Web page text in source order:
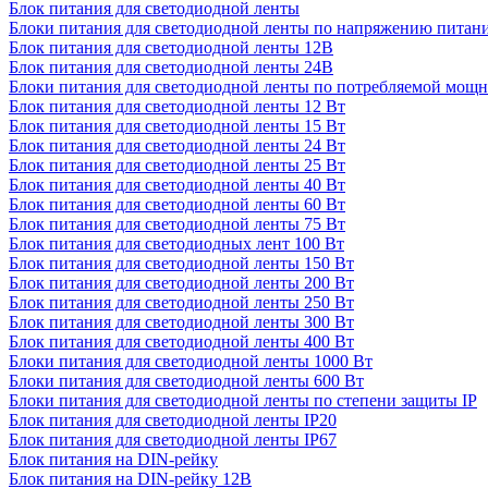
Блок питания для светодиодной ленты
Блоки питания для светодиодной ленты по напряжению
Блок питания для светодиодной ленты 12В
Блок питания для светодиодной ленты 24В
Блоки питания для светодиодной ленты по потребляемой
Блок питания для светодиодной ленты 12 Вт
Блок питания для светодиодной ленты 15 Вт
Блок питания для светодиодной ленты 24 Вт
Блок питания для светодиодной ленты 25 Вт
Блок питания для светодиодной ленты 40 Вт
Блок питания для светодиодной ленты 60 Вт
Блок питания для светодиодной ленты 75 Вт
Блок питания для светодиодных лент 100 Вт
Блок питания для светодиодной ленты 150 Вт
Блок питания для светодиодной ленты 200 Вт
Блок питания для светодиодной ленты 250 Вт
Блок питания для светодиодной ленты 300 Вт
Блок питания для светодиодной ленты 400 Вт
Блоки питания для светодиодной ленты 1000 Вт
Блоки питания для светодиодной ленты 600 Вт
Блоки питания для светодиодной ленты по степени защиты IP
Блок питания для светодиодной ленты IP20
Блок питания для светодиодной ленты IP67
Блок питания на DIN-рейку
Блок питания на DIN-рейку 12В